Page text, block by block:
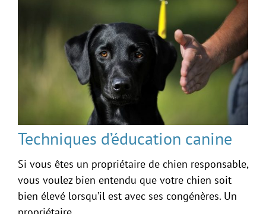
Techniques d’éducation canine
Si vous êtes un propriétaire de chien responsable,
vous voulez bien entendu que votre chien soit
bien élevé lorsqu’il est avec ses congénères. Un